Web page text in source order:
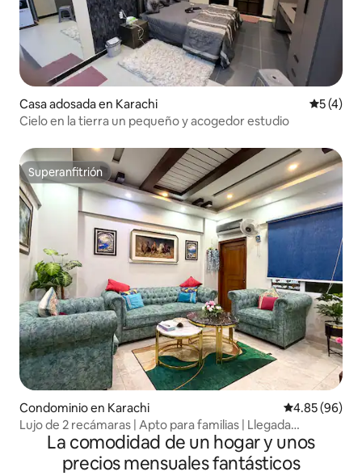
Casa adosada en Karachi
5 (4)
Cielo en la tierra un pequeño y acogedor estudio
Superanfitrión
Superanfitrión
Condominio en Karachi Calificación
4.85 (96)
Lujo de 2 recámaras | Apto para familias | Llegada
autónoma | DHA
La comodidad de un hogar y unos
precios mensuales fantásticos